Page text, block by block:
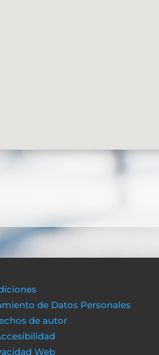
de Datos Personales
de autor
Web